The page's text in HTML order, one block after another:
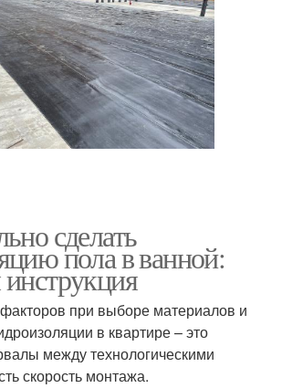
сделать
пола в ванной:
при выборе материалов и
в квартире – это
между технологическими
скорость монтажа.